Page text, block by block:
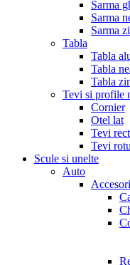
Sarma
Sarma
Sarma
Tabla
Tabla
Tabla
Tabla
Tevi si profile
Cornier
Otel lat
Tevi
Tevi
Scule si unelte
Auto